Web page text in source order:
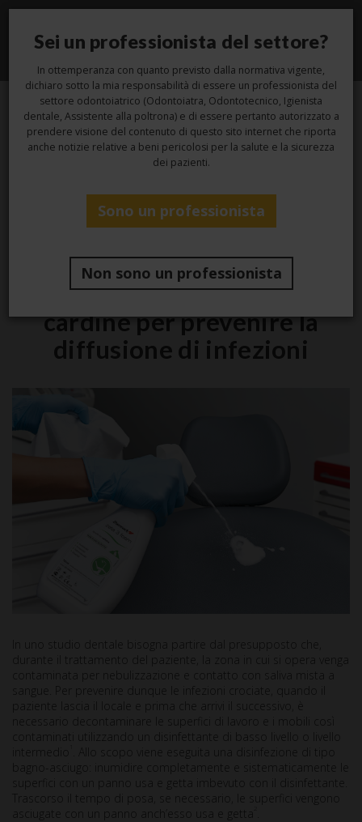
Toggle
29
Set
Igiene
Pulizia e disinfezione delle
superfici sono interventi
cardine per prevenire la
diffusione di infezioni
In uno studio dentale bisogna partire dal presupposto che,
durante il trattamento del paziente, la zona in cui si opera venga
contaminata per nebulizzazione e contatto con saliva mista a
sangue. Per prevenire dunque le infezioni crociate, quando il
paziente lascia il locale e prima che arrivi il successivo, è
necessario decontaminare le superfici di lavoro e i mobili così
contaminati utilizzando un disinfettante di basso livello o livello
intermedio
. Allo scopo viene eseguita una disinfezione di tipo
bagno-asciugo: inumidire completamente e sistematicamente le
superfici con un panno usa e getta imbevuto con il disinfettante.
Trascorso il tempo di posa, se necessario, le superfici vengono
asciugate con un panno anch’esso usa e getta
Sei un professionista del settore?
In ottemperanza con quanto previsto dalla normativa vigente,
dichiaro sotto la mia responsabilità di essere un professionista del
settore odontoiatrico (Odontoiatra, Odontotecnico, Igienista
dentale, Assistente alla poltrona) e di essere pertanto autorizzato a
prendere visione del contenuto di questo sito internet che riporta
anche notizie relative a beni pericolosi per la salute e la sicurezza
dei pazienti.
Sono un professionista
Non sono un professionista